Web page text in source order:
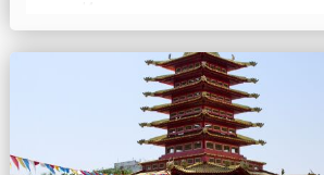
кулинарии. Слово «суп» произошло от
«soupe», а оно — от латинского
— хлеб, размоченный в отваре или